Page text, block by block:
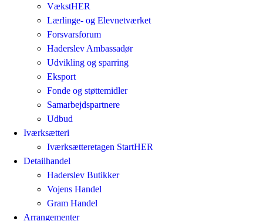
VækstHER
Lærlinge- og Elevnetværket
Forsvarsforum
Haderslev Ambassadør
Udvikling og sparring
Eksport
Fonde og støttemidler
Samarbejdspartnere
Udbud
Iværksætteri
Iværksætteretagen StartHER
Detailhandel
Haderslev Butikker
Vojens Handel
Gram Handel
Arrangementer